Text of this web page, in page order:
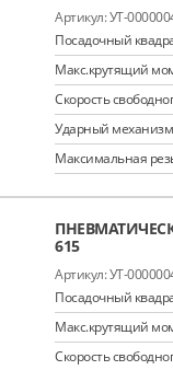
УТ-
Посадочный
Макс.крутящий
Скорость
Ударный
Максимальная
615
УТ-
Посадочный
Макс.крутящий
Скорость